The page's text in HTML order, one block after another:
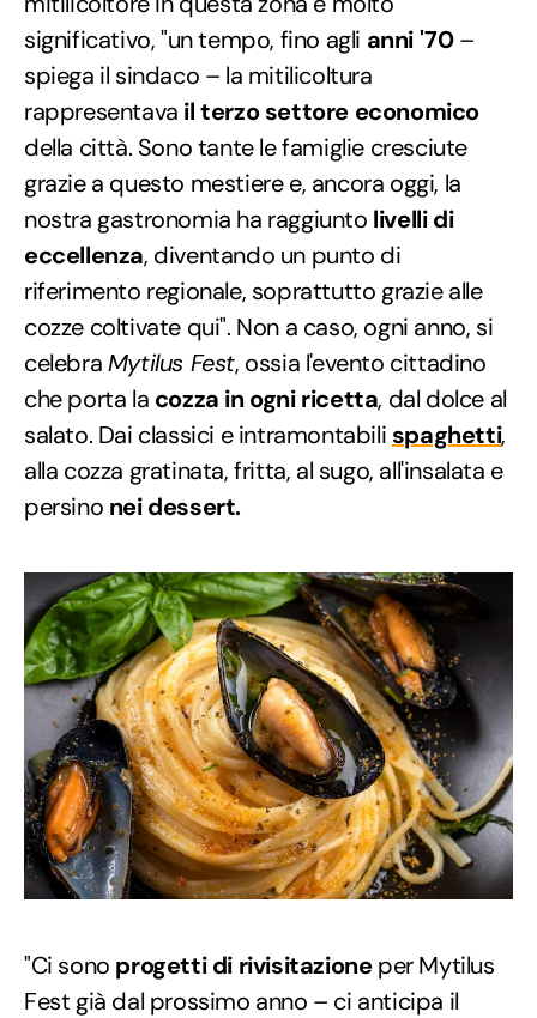
significativo, "un tempo, fino agli anni '70–
spiega il sindaco – la mitilicoltura
rappresentava il terzo settore economico
della città. Sono tante le famiglie cresciute
grazie a questo mestiere e, ancora oggi, la
nostra gastronomia ha raggiunto livelli di
eccellenza, diventando un punto di
riferimento regionale, soprattutto grazie alle
cozze coltivate qui". Non a caso, ogni anno, si
celebraMytilus Fest, ossia l'evento cittadino
che porta la cozza in ogni ricetta, dal dolce al
salato. Dai classici e intramontabili spaghetti,
alla cozza gratinata, fritta, al sugo, all'insalata e
persino nei dessert.
"Ci sono progetti di rivisitazioneper Mytilus
Fest già dal prossimo anno – ci anticipa il